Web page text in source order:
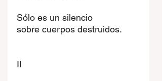
Sólo es un silencio
sobre cuerpos destruidos.
II